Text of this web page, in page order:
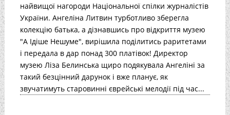
найвищої нагороди Національної спілки журналістів
України. Ангеліна Литвин турботливо зберегла
колекцію батька, а дізнавшись про відкриття музею
"А Ідіше Нешуме", вирішила поділитись раритетами
і передала в дар понад 300 платівок! Директор
музею Ліза Белинська щиро подякувала Ангеліні за
такий безцінний дарунок і вже планує, як
звучатимуть старовинні єврейські мелодії під час...